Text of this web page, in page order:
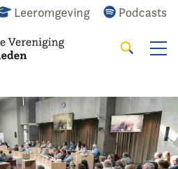
Leeromgeving Podcasts
Agenda Raadslid
Zoeken